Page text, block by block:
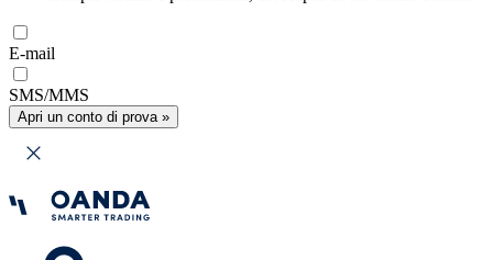
E-mail
SMS/MMS
Apri un conto di prova »